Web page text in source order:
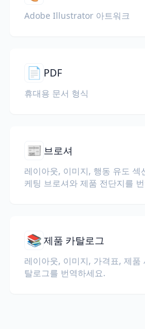
Adobe Illustrator 아트워크
📄 PDF
휴대용 문서 형식
📰 브로셔
레이아웃, 이미지, 행동 유도
케팅 브로셔와 제품 전단지를
📚제품 카탈로그
레이아웃, 이미지, 가격표, 제
탈로그를 번역하세요.